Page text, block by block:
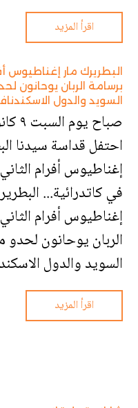
اقرأ المزيد
البطريرك مار إغناطيوس
برسامة الربان يوحانون
السويد والدول
احتفل قداسة سيدنا
إغناطيوس أفرام
في كاتدرائية...
إغناطيوس أفرام
الربان يوحانون لحدو
السويد والدول
اقرأ المزيد